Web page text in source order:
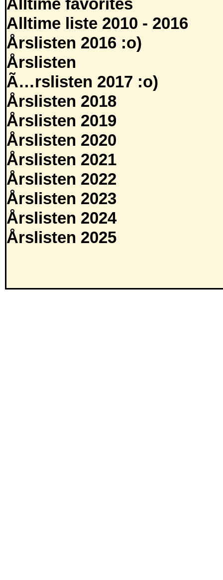
Alltime favorites
Alltime liste 2010 - 2016
Årslisten 2016 :o)
Årslisten
Ã…rslisten 2017 :o)
Årslisten 2018
Årslisten 2019
Årslisten 2020
Årslisten 2021
Årslisten 2022
Årslisten 2023
Årslisten 2024
Årslisten 2025